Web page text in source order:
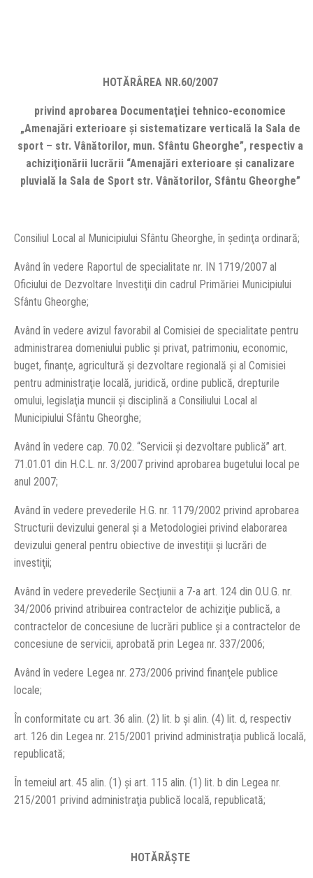
HOTĂRÂREA NR.60/2007
privind aprobarea Documentaţiei tehnico-economice
„Amenajări exterioare şi sistematizare verticală la Sala de
sport – str. Vânătorilor, mun. Sfântu Gheorghe”, respectiv a
achiziţionării lucrării “Amenajări exterioare şi canalizare
pluvială la Sala de Sport str. Vânătorilor, Sfântu Gheorghe”
Consiliul Local al Municipiului Sfântu Gheorghe, în şedinţa ordinară;
Având în vedere Raportul de specialitate nr. IN 1719/2007 al
Oficiului de Dezvoltare Investiţii din cadrul Primăriei Municipiului
Sfântu Gheorghe;
Având în vedere avizul favorabil al Comisiei de specialitate pentru
administrarea domeniului public şi privat, patrimoniu, economic,
buget, finanţe, agricultură şi dezvoltare regională şi al Comisiei
pentru administraţie locală, juridică, ordine publică, drepturile
omului, legislaţia muncii şi disciplină a Consiliului Local al
Municipiului Sfântu Gheorghe;
Având în vedere cap. 70.02. “Servicii şi dezvoltare publică” art.
71.01.01 din H.C.L. nr. 3/2007 privind aprobarea bugetului local pe
anul 2007;
Având în vedere prevederile H.G. nr. 1179/2002 privind aprobarea
Structurii devizului general şi a Metodologiei privind elaborarea
devizului general pentru obiective de investiţii şi lucrări de
investiţii;
Având în vedere prevederile Secţiunii a 7-a art. 124 din O.U.G. nr.
34/2006 privind atribuirea contractelor de achiziţie publică, a
contractelor de concesiune de lucrări publice şi a contractelor de
concesiune de servicii, aprobată prin Legea nr. 337/2006;
Având în vedere Legea nr. 273/2006 privind finanţele publice
locale;
În conformitate cu art. 36 alin. (2) lit. b şi alin. (4) lit. d, respectiv
art. 126 din Legea nr. 215/2001 privind administraţia publică locală,
republicată;
În temeiul art. 45 alin. (1) şi art. 115 alin. (1) lit. b din Legea nr.
215/2001 privind administraţia publică locală, republicată;
HOTĂRĂŞTE